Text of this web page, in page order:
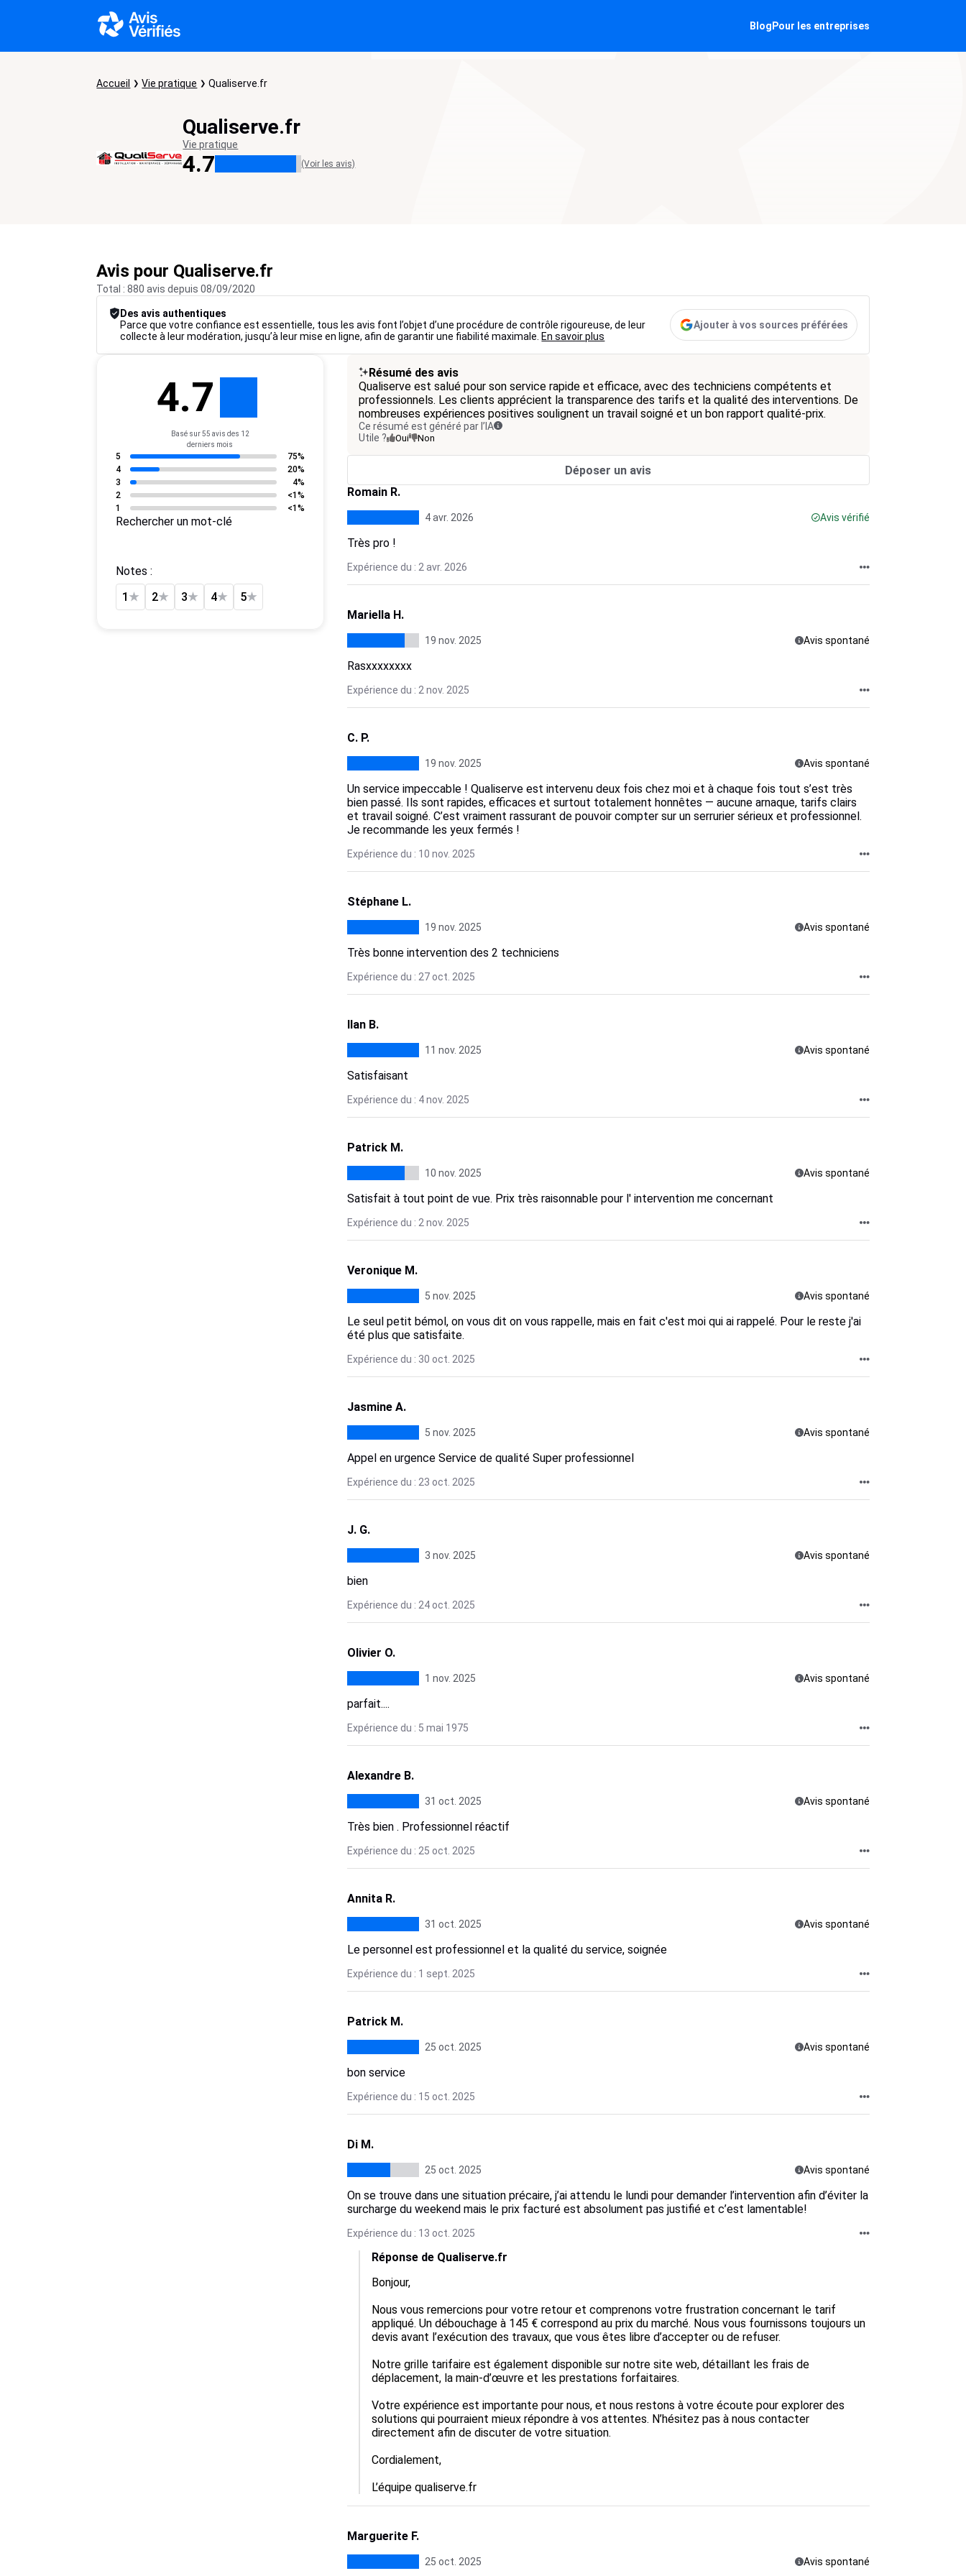
Blog Pour les entreprises
Accueil Vie pratique Qualiserve.fr
Qualiserve.fr
Vie pratique
4.7 (Voir les avis)
Avis pour Qualiserve.fr
Total : 880 avis depuis 08/09/2020
Des avis authentiques
Parce que votre confiance est essentielle, tous les avis font l’objet d’une procédure de contrôle rigoureuse, de leur
collecte à leur modération, jusqu’à leur mise en ligne, afin de garantir une fiabilité maximale. En savoir plus
Ajouter à vos sources préférées
4.7
Basé sur 55 avis des 12
derniers mois
5
75%
4
20%
3
4%
2
<1%
1
<1%
Rechercher un mot-clé
Notes :
1 ★ 2★ 3★ 4★ 5★
Résumé des avis
Qualiserve est salué pour son service rapide et efficace, avec des techniciens compétents et
professionnels. Les clients apprécient la transparence des tarifs et la qualité des interventions. De
nombreuses expériences positives soulignent un travail soigné et un bon rapport qualité-prix.
Ce résumé est généré par l’IA
Utile ?
Oui Non
Déposer un avis
Romain R.
4 avr. 2026 Avis vérifié
Très pro !
Expérience du : 2 avr. 2026
Mariella H.
19 nov. 2025 Avis spontané
Rasxxxxxxxx
Expérience du : 2 nov. 2025
C. P.
19 nov. 2025 Avis spontané
Un service impeccable ! Qualiserve est intervenu deux fois chez moi et à chaque fois tout s’est très
bien passé. Ils sont rapides, efficaces et surtout totalement honnêtes — aucune arnaque, tarifs clairs
et travail soigné. C’est vraiment rassurant de pouvoir compter sur un serrurier sérieux et professionnel.
Je recommande les yeux fermés !
Expérience du : 10 nov. 2025
Stéphane L.
19 nov. 2025 Avis spontané
Très bonne intervention des 2 techniciens
Expérience du : 27 oct. 2025
Ilan B.
11 nov. 2025 Avis spontané
Satisfaisant
Expérience du : 4 nov. 2025
Patrick M.
10 nov. 2025 Avis spontané
Satisfait à tout point de vue. Prix très raisonnable pour l' intervention me concernant
Expérience du : 2 nov. 2025
Veronique M.
5 nov. 2025 Avis spontané
Le seul petit bémol, on vous dit on vous rappelle, mais en fait c'est moi qui ai rappelé. Pour le reste j'ai
été plus que satisfaite.
Expérience du : 30 oct. 2025
Jasmine A.
5 nov. 2025 Avis spontané
Appel en urgence Service de qualité Super professionnel
Expérience du : 23 oct. 2025
J. G.
3 nov. 2025 Avis spontané
bien
Expérience du : 24 oct. 2025
Olivier O.
1 nov. 2025 Avis spontané
parfait....
Expérience du : 5 mai 1975
Alexandre B.
31 oct. 2025 Avis spontané
Très bien . Professionnel réactif
Expérience du : 25 oct. 2025
Annita R.
31 oct. 2025 Avis spontané
Le personnel est professionnel et la qualité du service, soignée
Expérience du : 1 sept. 2025
Patrick M.
25 oct. 2025 Avis spontané
bon service
Expérience du : 15 oct. 2025
Di M.
25 oct. 2025 Avis spontané
On se trouve dans une situation précaire, j’ai attendu le lundi pour demander l’intervention afin d’éviter la
surcharge du weekend mais le prix facturé est absolument pas justifié et c’est lamentable!
Expérience du : 13 oct. 2025
Réponse de Qualiserve.fr
Bonjour,
Nous vous remercions pour votre retour et comprenons votre frustration concernant le tarif
appliqué. Un débouchage à 145 € correspond au prix du marché. Nous vous fournissons toujours un
devis avant l’exécution des travaux, que vous êtes libre d’accepter ou de refuser.
Notre grille tarifaire est également disponible sur notre site web, détaillant les frais de
déplacement, la main-d’œuvre et les prestations forfaitaires.
Votre expérience est importante pour nous, et nous restons à votre écoute pour explorer des
solutions qui pourraient mieux répondre à vos attentes. N’hésitez pas à nous contacter
directement afin de discuter de votre situation.
Cordialement,
L’équipe qualiserve.fr
Marguerite F.
25 oct. 2025 Avis spontané